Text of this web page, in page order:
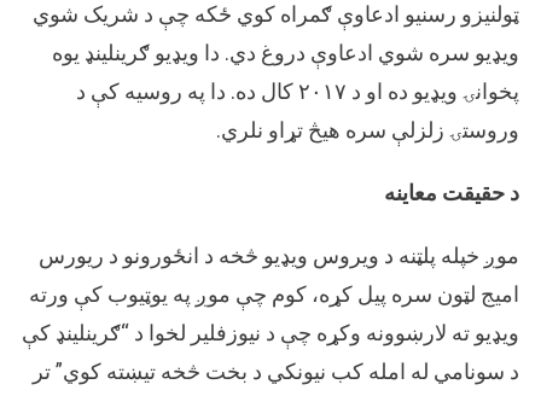
ټولنیزو رسنیو ادعاوې ګمراه کوي ځکه چې د شریک شوي
ویډیو سره شوي ادعاوې دروغ دي. دا ویډیو ګرینلینډ یوه
پخوانۍ ویډیو ده او د ۲۰۱۷ کال ده. دا په روسیه کې د
وروستۍ زلزلې سره هیڅ تړاو نلري.
د حقیقت معاینه
موږ خپله پلټنه د ویروس ویډیو څخه د انځورونو د ریورس
امیج لټون سره پیل کړه، کوم چې موږ په یوټیوب کې ورته
ویډیو ته لارښوونه وکړه چې د نیوزفلیر لخوا د “ګرینلینډ کې
د سونامي له امله کب نیونکي د بخت څخه تیښته کوي” تر